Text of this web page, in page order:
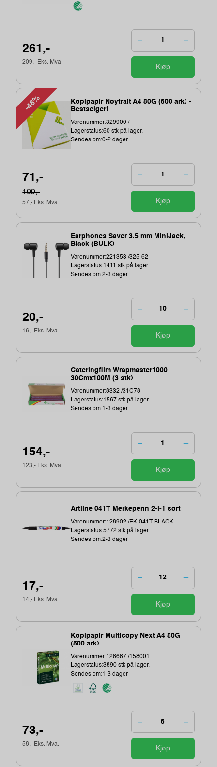
261,-
209,- Eks. Mva.
Kjøp
-48%
Kopipapir Nøytralt A4 80G (500 ark) -
Bestselger!
Varenummer:329900 /
Lagerstatus:60 stk på lager.
Sendes om:0-2 dager
71,-
109,-
57,- Eks. Mva. Kjøp
Earphones Saver 3.5 mm MiniJack,
Black (BULK)
Varenummer:221353 /325-62
Lagerstatus:1411 stk på lager.
Sendes om:2-3 dager
20,-
16,- Eks. Mva.
Kjøp
Cateringfilm Wrapmaster1000
30Cmx100M (3 stk)
Varenummer:8332 /31C78
Lagerstatus:1567 stk på lager.
Sendes om:1-3 dager
154,-
123,- Eks. Mva.
Kjøp
Artline 041T Merkepenn 2-i-1 sort
Varenummer:128902 /EK-041T BLACK
Lagerstatus:5772 stk på lager.
Sendes om:2-3 dager
17,-
14,- Eks. Mva.
Kjøp
Kopipapir Multicopy Next A4 80G
(500 ark)
Varenummer:126667 /158001
Lagerstatus:3890 stk på lager.
Sendes om:1-3 dager
73,-
58,- Eks. Mva.
Kjøp